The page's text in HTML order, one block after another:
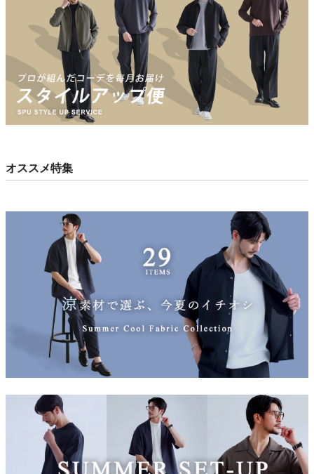
オススメ特集